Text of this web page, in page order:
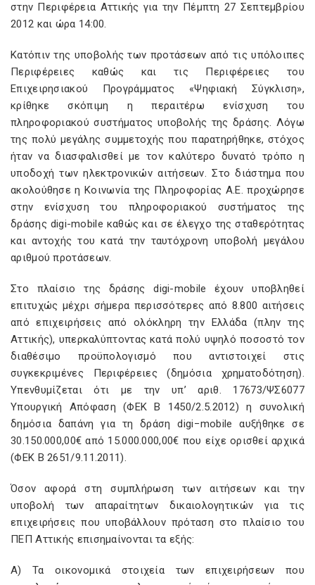
στην Περιφέρεια Αττικής για την Πέμπτη 27 Σεπτεμβρίου
2012 και ώρα 14:00.
Κατόπιν της υποβολής των προτάσεων από τις υπόλοιπες
Περιφέρειες καθώς και τις Περιφέρειες του
Επιχειρησιακού Προγράμματος «Ψηφιακή Σύγκλιση»,
κρίθηκε σκόπιμη η περαιτέρω ενίσχυση του
πληροφοριακού συστήματος υποβολής της δράσης. Λόγω
της πολύ μεγάλης συμμετοχής που παρατηρήθηκε, στόχος
ήταν να διασφαλισθεί με τον καλύτερο δυνατό τρόπο η
υποδοχή των ηλεκτρονικών αιτήσεων. Στο διάστημα που
ακολούθησε η Κοινωνία της Πληροφορίας Α.Ε. προχώρησε
στην ενίσχυση του πληροφοριακού συστήματος της
δράσης digi-mobile καθώς και σε έλεγχο της σταθερότητας
και αντοχής του κατά την ταυτόχρονη υποβολή μεγάλου
αριθμού προτάσεων.
Στο πλαίσιο της δράσης digi-mobile έχουν υποβληθεί
επιτυχώς μέχρι σήμερα περισσότερες από 8.800 αιτήσεις
από επιχειρήσεις από ολόκληρη την Ελλάδα (πλην της
Αττικής), υπερκαλύπτοντας κατά πολύ υψηλό ποσοστό τον
διαθέσιμο προϋπολογισμό που αντιστοιχεί στις
συγκεκριμένες Περιφέρειες (δημόσια χρηματοδότηση).
Υπενθυμίζεται ότι με την υπ’ αριθ. 17673/ΨΣ6077
Υπουργική Απόφαση (ΦΕΚ Β 1450/2.5.2012) η συνολική
δημόσια δαπάνη για τη δράση digi−mobile αυξήθηκε σε
30.150.000,00€ από 15.000.000,00€ που είχε ορισθεί αρχικά
(ΦΕΚ B 2651/9.11.2011).
Όσον αφορά στη συμπλήρωση των αιτήσεων και την
υποβολή των απαραίτητων δικαιολογητικών για τις
επιχειρήσεις που υποβάλλουν πρόταση στο πλαίσιο του
ΠΕΠ Αττικής επισημαίνονται τα εξής:
Α) Τα οικονομικά στοιχεία των επιχειρήσεων που